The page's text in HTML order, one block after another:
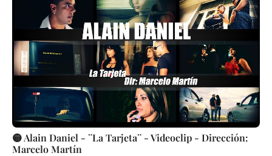
🟡 Alain Daniel - ¨La Tarjeta¨ - Videoclip - Dirección:
Marcelo Martín